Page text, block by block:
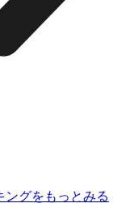
グをもっとみる